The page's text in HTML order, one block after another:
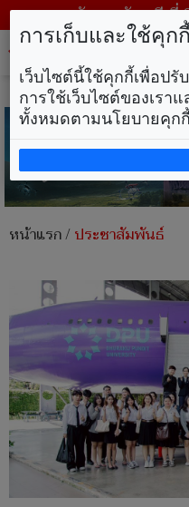
วันพฤหัสบดี ที่
หน้าแรก/ประชาสัมพันธ์
การเก็บและใช้คุกกี้
เว็บไซต์นี้ใช้คุกกี้เพื่อป
การใช้เว็บไซต์ของเร
ทั้งหมดตามนโยบายคุกกี้